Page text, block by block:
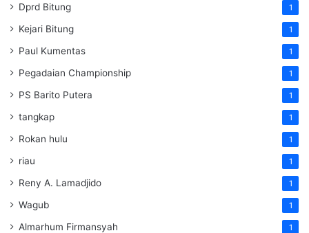
Dprd Bitung 1
Kejari Bitung 1
Paul Kumentas 1
Pegadaian Championship 1
PS Barito Putera 1
tangkap 1
Rokan hulu 1
riau 1
Reny A. Lamadjido 1
Wagub 1
Almarhum Firmansyah 1